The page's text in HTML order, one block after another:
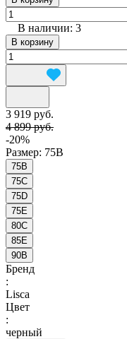
В наличии: 3
В корзину
3 919 руб.
4 899 руб.
-20%
Размер: 75B
75B
75C
75D
75E
80C
85E
90B
Бренд
:
Lisca
Цвет
:
черный